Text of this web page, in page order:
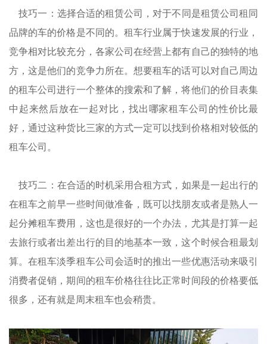
技巧一：选择合适的租赁公司，对于不同是租赁公司租同
品牌的车的价格是不同的。租车行业属于快速发展的行业，
竞争相对比较充分，各家公司在经营上都有自己的独特的地
方，这是他们的竞争力所在。想要租车的话可以对自己周边
的租车公司进行一个整体的搜索和了解，将他们的价目表集
中起来然后放在一起对比，找出哪家租车公司的性价比最
好，通过这种货比三家的方式一定可以找到价格相对较低的
租车公司。
技巧二：在合适的时机采用合租方式，如果是一起出行的
在租车之前早一些时间做准备，既可以找朋友或者是熟人一
起分摊租车费用，这也是很好的一个办法，尤其是打算一起
去旅行或者出差出行的目的地基本一致，这个时候合租最划
算。在租车淡季租车公司会适时的推出一些优惠活动来吸引
消费者促销，期间的租车价格往往比正常时间段的价格要低
很多，还有就是周末租车也会稍贵。